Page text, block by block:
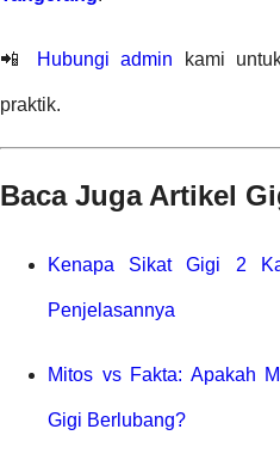
📲 Hubungi admin kami
praktik.
Baca Juga Artikel
Kenapa Sikat Gigi 2
Penjelasannya
Mitos vs Fakta: Apakah
Gigi Berlubang?